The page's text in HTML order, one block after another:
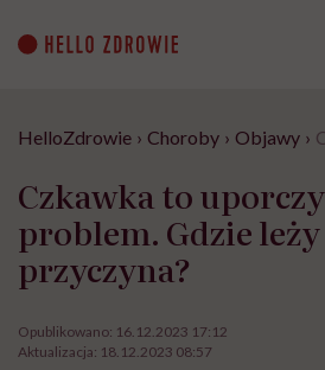
content
HelloZdrowie › Choroby › Objawy ›
Czkawka to
problem. Gdzie
przyczyna?
Opublikowano: 16.12.2023 17:12
Aktualizacja: 18.12.2023 08:57